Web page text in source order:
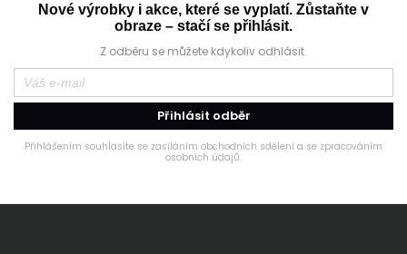
Nové výrobky i akce, které se vyplatí. Zůstaňte v
obraze – stačí se přihlásit.
Z odběru se můžete kdykoliv odhlásit.
Přihlásit odběr
Přihlášením souhlasíte se zasíláním obchodních sdělení a se zpracováním
osobních údajů.